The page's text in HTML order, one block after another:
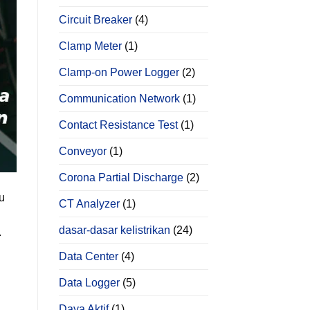
Circuit Breaker(4)
Clamp Meter(1)
Clamp-on Power Logger(2)
Communication Network(1)
Contact Resistance Test(1)
Conveyor(1)
Corona Partial Discharge(2)
CT Analyzer(1)
dasar-dasar kelistrikan (24)
Data Center(4)
Data Logger(5)